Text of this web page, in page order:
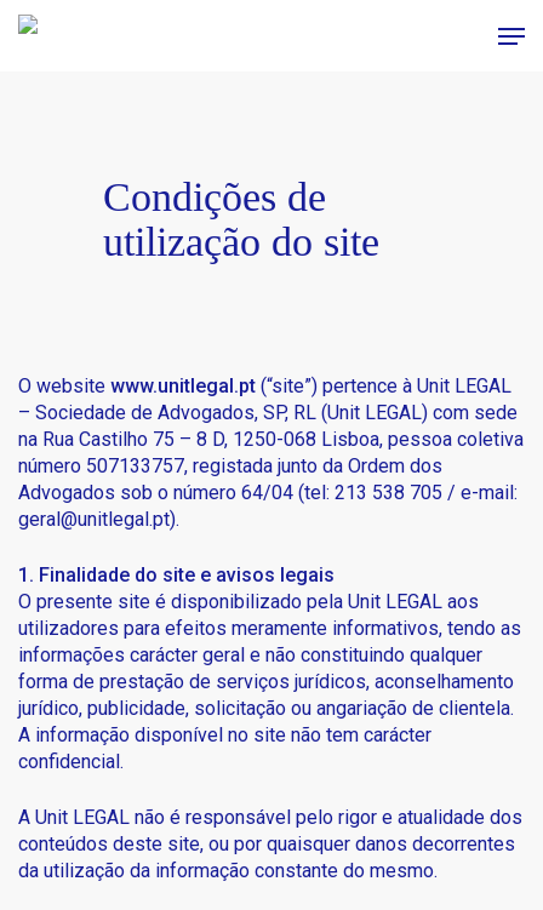
Skip
Condições de
utilização do site
O websitewww.unitlegal.pt (“site”) pertence à Unit LEGAL
– Sociedade de Advogados, SP, RL (Unit LEGAL) com sede
na Rua Castilho 75 – 8 D, 1250-068 Lisboa, pessoa coletiva
número 507133757, registada junto da Ordem dos
Advogados sob o número 64/04 (tel: 213 538 705 / e-mail:
geral@unitlegal.pt).
1. Finalidade do site e avisos legais
O presente site é disponibilizado pela Unit LEGAL aos
utilizadores para efeitos meramente informativos, tendo as
informações carácter geral e não constituindo qualquer
forma de prestação de serviços jurídicos, aconselhamento
jurídico, publicidade, solicitação ou angariação de clientela.
A informação disponível no site não tem carácter
confidencial.
A Unit LEGAL não é responsável pelo rigor e atualidade dos
conteúdos deste site, ou por quaisquer danos decorrentes
da utilização da informação constante do mesmo.